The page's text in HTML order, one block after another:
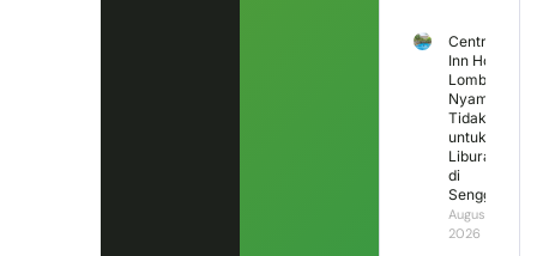
Central
Inn Hotel
Lombok,
Nyaman
Tidak
untuk
Liburan
di
Senggigi?
August 2,
2026